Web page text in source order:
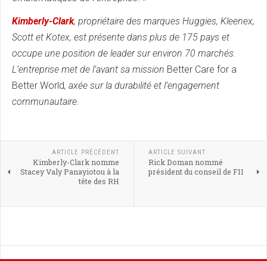
Kimberly-Clark, propriétaire des marques Huggies, Kleenex,
Scott et Kotex, est présente dans plus de 175 pays et
occupe une position de leader sur environ 70 marchés.
L’entreprise met de l’avant sa mission Better Care for a
Better World, axée sur la durabilité et l’engagement
communautaire.
ARTICLE PRÉCÉDENT
Kimberly-Clark nomme
Stacey Valy Panayiotou à la
tête des RH
ARTICLE SUIVANT
Rick Doman nommé
président du conseil de FII